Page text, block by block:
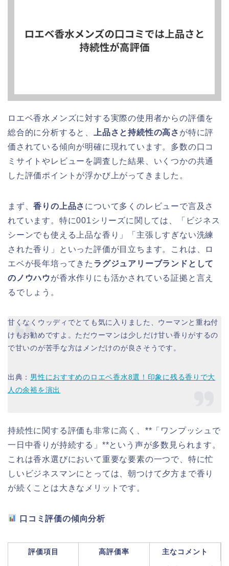
ロエベ香水メンズに対する実際の使用者からの評価を
総合的に分析すると、 上品さと持続性の高さ が特に評
価されている傾向が明確に現れています。多数の口コ
ミサイトやレビューを調査した結果、いくつかの共通
した評価ポイントが浮かび上がってきました。
まず、香りの上品さ について多くのレビューで言及さ
れています。特に001シリーズに関しては、「ビジネス
シーンでも使える上品な香り」「主張しすぎない洗練
された香り」といった評価が目立ちます。これは、ロ
エベが長年培ってきた ラグジュアリーブランドとして
のノウハウが香水作りにも活かされている証拠と言え
るでしょう。
甘くなくウッディでとても気に入りました、ウーマンと重ね付
けもお勧めですよ。ただウーマンは少しだけ甘い香りがするの
で甘いのが苦手な方はメンだけのが良さそうです。
出典： 男性におすすめのロエベ香水8選！印象に残る香りで大
人の余裕を演出
持続性に関する評価も非常に高く、**「ワンプッシュで
一日中香りが持続する」**という声が多数見られます。
これは香水選びにおいて重要な要素の一つで、特に忙
しいビジネスマンにとっては、朝つけて夕方まで香り
が続くことは大きなメリットです。
口コミ評価の傾向分析
評価項目 高評価率 主なコメント